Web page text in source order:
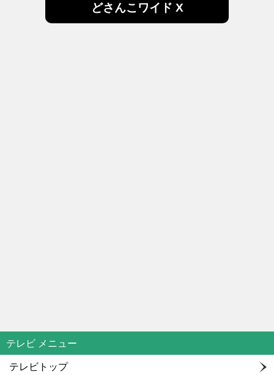
どさんこワイド X
テレビ メニュー
テレビトップ